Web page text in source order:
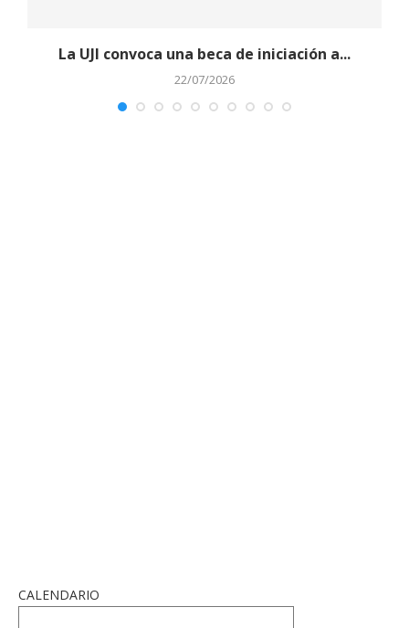
La UJI convoca una beca de iniciación a...
22/07/2026
CALENDARIO